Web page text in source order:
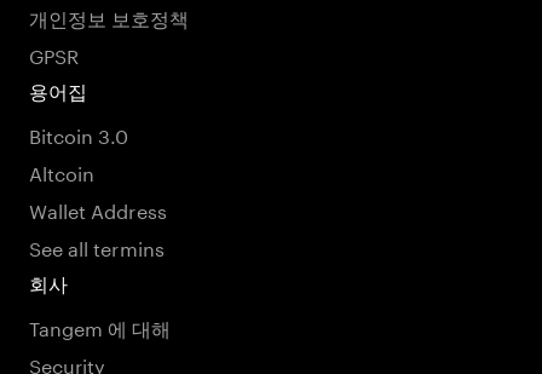
개인정보 보호정책
GPSR
용어집
Bitcoin 3.0
Altcoin
Wallet Address
See all termins
회사
Tangem 에 대해
Security